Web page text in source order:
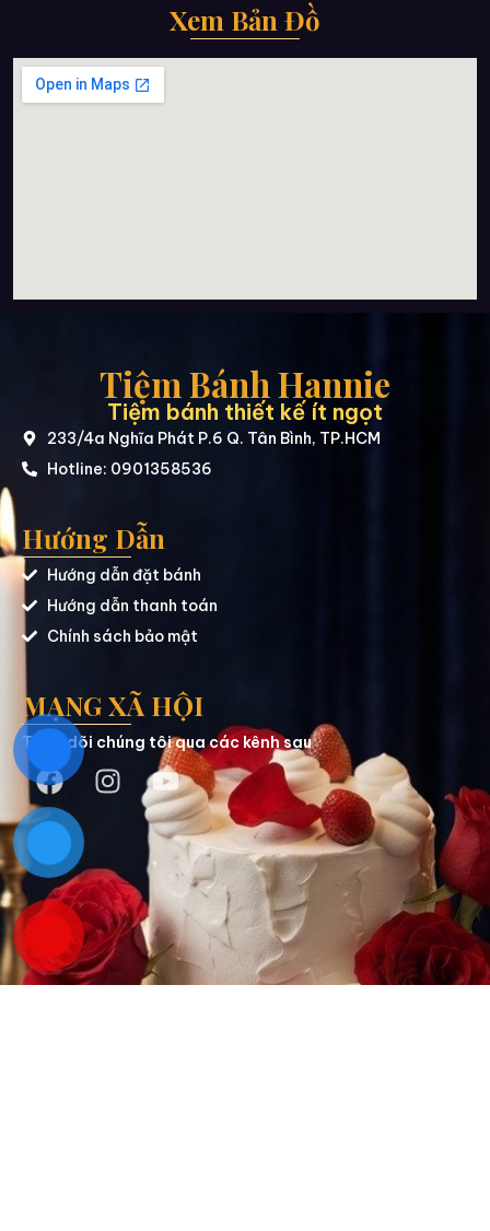
Xem Bản Đồ
Tiệm Bánh Hannie
Tiệm bánh thiết kế ít ngọt
233/4a Nghĩa Phát P.6 Q. Tân Bình, TP.HCM
Hotline: 0901358536
Hướng Dẫn
Hướng dẫn đặt bánh
Hướng dẫn thanh toán
Chính sách bảo mật
MẠNG XÃ HỘI
Theo dõi chúng tôi qua các kênh sau